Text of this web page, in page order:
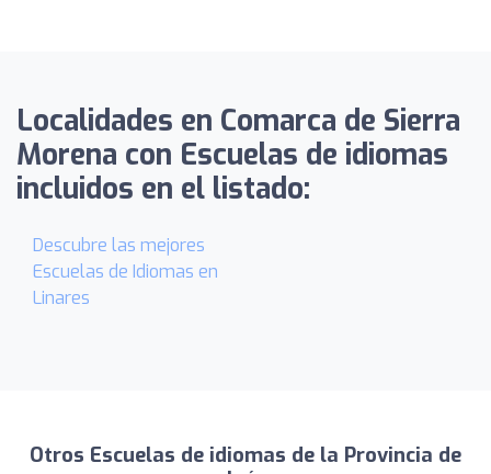
Localidades en Comarca de Sierra
Morena con Escuelas de idiomas
incluidos en el listado:
Descubre las mejores
Escuelas de Idiomas en
Linares
Otros Escuelas de idiomas de la Provincia de